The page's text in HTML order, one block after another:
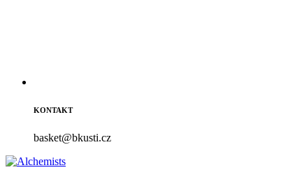
KONTAKT
basket@bkusti.cz